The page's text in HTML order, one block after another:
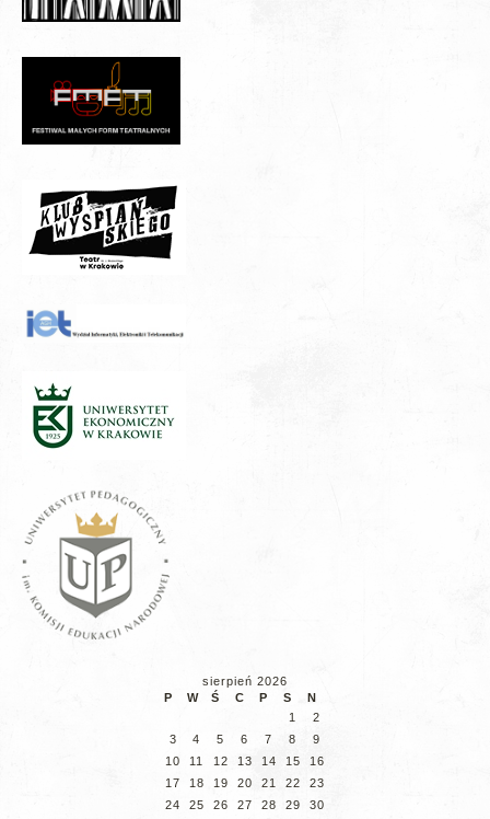
sierpień 2026
P
W Ś C P S
N
1
2
3
4 5 6 7 8
9
10
11 12 13 14 15
16
17
18 19 20 21 22
23
24
25 26 27 28 29
30